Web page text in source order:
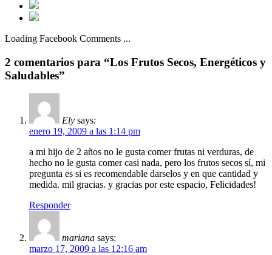
Loading Facebook Comments ...
2 comentarios para “Los Frutos Secos, Energéticos y
Saludables”
Ely says:
enero 19, 2009 a las 1:14 pm
a mi hijo de 2 años no le gusta comer frutas ni verduras, de
hecho no le gusta comer casi nada, pero los frutos secos sí, mi
pregunta es si es recomendable darselos y en que cantidad y
medida. mil gracias. y gracias por este espacio, Felicidades!
Responder
mariana says:
marzo 17, 2009 a las 12:16 am